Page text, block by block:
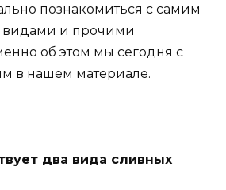
познакомиться с самим
видами и прочими
об этом мы сегодня с
в нашем материале.
два вида сливных